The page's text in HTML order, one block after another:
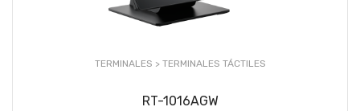
TERMINALES > TERMINALES TÁCTILES
RT-1016AGW